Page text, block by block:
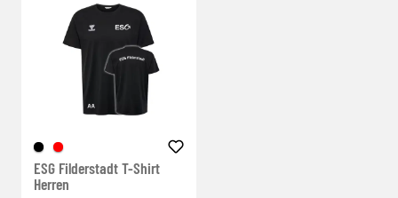
ESG Filderstadt T-Shirt
Herren